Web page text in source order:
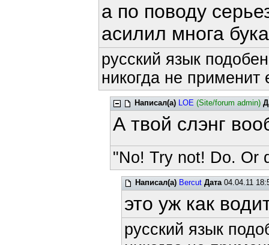
а по поводу
асилил многа
русский язык
никогда не применит
Написал(а) LOE (Site/forum admin)
А твой слэнг
"No! Try not! Do. Or
Написал(а) Bercut Дата04.04.11
это уж как
русский язык